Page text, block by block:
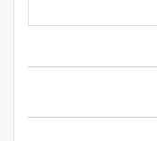
投
ナ